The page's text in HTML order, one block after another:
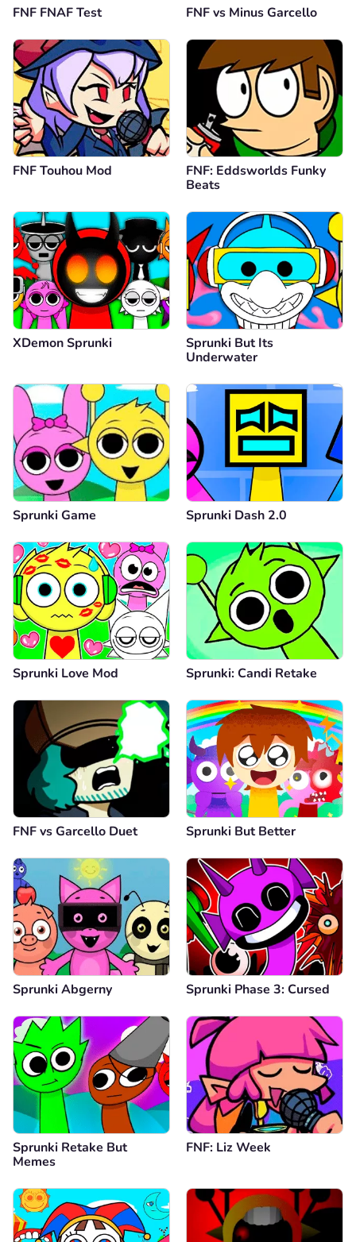
FNF FNAF Test FNF vs Minus Garcello
FNF Touhou Mod
FNF: Eddsworlds Funky
Beats
XDemon Sprunki
Sprunki But Its
Underwater
Sprunki Game Sprunki Dash 2.0
Sprunki Love Mod Sprunki: Candi Retake
FNF vs Garcello Duet Sprunki But Better
Sprunki Abgerny Sprunki Phase 3: Cursed
Sprunki Retake But
Memes
FNF: Liz Week